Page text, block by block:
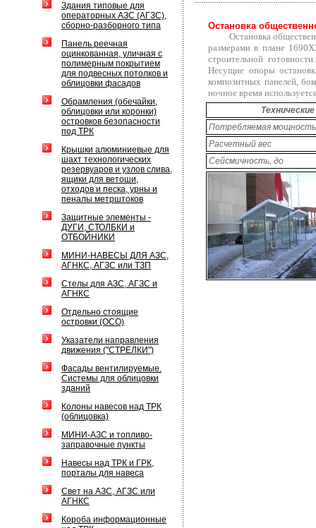
Здания типовые для
операторных АЗС (АГЗС),
сборно-разборного типа
Панель реечная
оцинкованная, уличная с
полимерным покрытием
для подвесных потолков и
облицовки фасадов
Обрамления (обечайки,
облицовки или коронки)
островков безопасности
под ТРК
Крышки алюминиевые для
шахт технологических
резервуаров и узлов слива,
ящики для ветоши,
отходов и песка, урны и
пеналы метрштоков
Защитные элементы -
ДУГИ, СТОЛБКИ и
ОТБОЙНИКИ
МИНИ-НАВЕСЫ ДЛЯ АЗС,
АГНКС, АГЗС или ТЗП
Стелы для АЗС, АГЗС и
АГНКС
Отдельно стоящие
островки (ОСО)
Указатели направления
движения ("СТРЕЛКИ")
Фасады вентилируемые.
Системы для облицовки
зданий
Колоны навесов над ТРК
(облицовка)
МИНИ-АЗС и топливо-
заправочные пункты
Навесы над ТРК и ГРК,
порталы для навеса
Свет на АЗС, АГЗС или
АГНКС
Короба информационные
Остановка
Остановка
размерами в плане
строительной
Несущие опоры
композитных панелей,
ночное время
Потребляемая
Расчетный вес
Сейсмичность, до